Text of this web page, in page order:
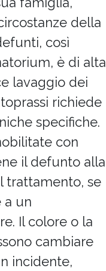
della
così
è di alta
lavaggio dei
richiede
specifiche.
con
il defunto alla
trattamento, se
a un
Il colore o la
cambiare
incidente,